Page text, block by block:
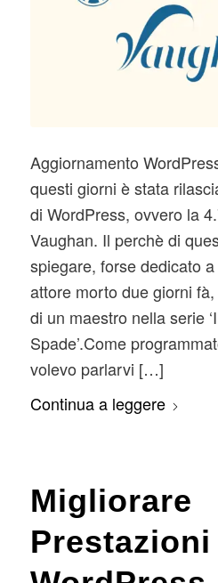
Aggiornamento
questi giorni è stata
di WordPress, ovvero la
Vaughan. Il perchè di
spiegare, forse dedicato
attore morto due giorni
di un maestro nella serie
Spade’.Come
volevo parlarvi […]
Continua a leggere
Migliorare